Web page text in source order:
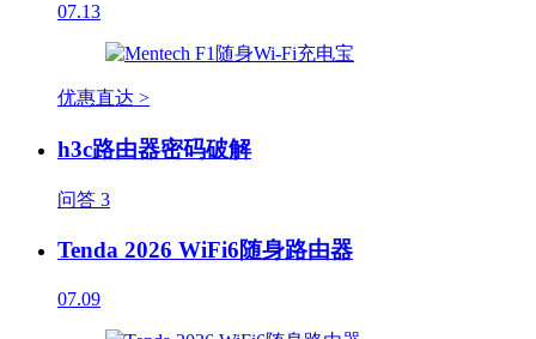
07.13
优惠直达 >
h3c路由器密码破解
问答 3
Tenda 2026 WiFi6随身路由器
07.09